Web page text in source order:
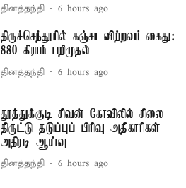
தினத்தந்தி 6 hours ago
திருச்செந்தூரில் கஞ்சா விற்றவர் கைது:
880 கிராம் பறிமுதல்
தினத்தந்தி 6 hours ago
தூத்துக்குடி சிவன் கோவிலில் சிலை
திருட்டு தடுப்புப் பிரிவு அதிகாரிகள்
அதிரடி ஆய்வு
தினத்தந்தி 6 hours ago